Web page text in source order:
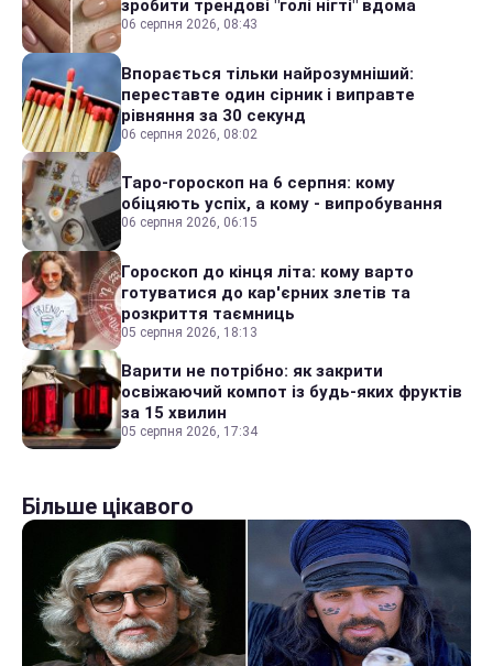
зробити трендові "голі нігті" вдома
06 серпня 2026, 08:43
Впорається тільки найрозумніший:
переставте один сірник і виправте
рівняння за 30 секунд
06 серпня 2026, 08:02
Таро-гороскоп на 6 серпня: кому
обіцяють успіх, а кому - випробування
06 серпня 2026, 06:15
Гороскоп до кінця літа: кому варто
готуватися до кар'єрних злетів та
розкриття таємниць
05 серпня 2026, 18:13
Варити не потрібно: як закрити
освіжаючий компот із будь-яких фруктів
за 15 хвилин
05 серпня 2026, 17:34
Більше цікавого